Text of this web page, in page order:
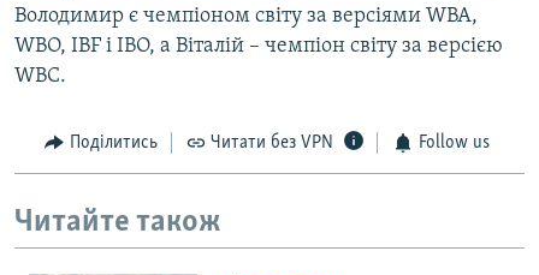
Володимир є чемпіоном світу за версіями WBA,
WBO, IBF і IBO, а Віталій – чемпіон світу за версією
WBC.
Поділитись Читати без VPN Follow us
Читайте також